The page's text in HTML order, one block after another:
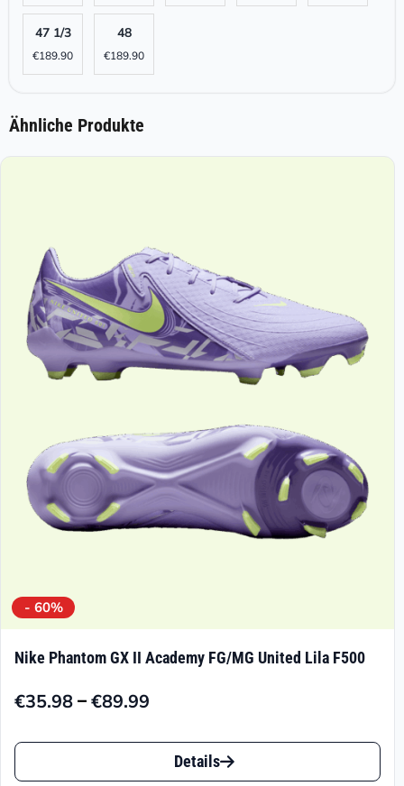
47 1/3
€189.90
48
€189.90
Ähnliche Produkte
- 60%
Nike Phantom GX II Academy FG/MG United Lila F500
€35.98–€89.99
Preisspanne:
Dieses
Produkt
Details